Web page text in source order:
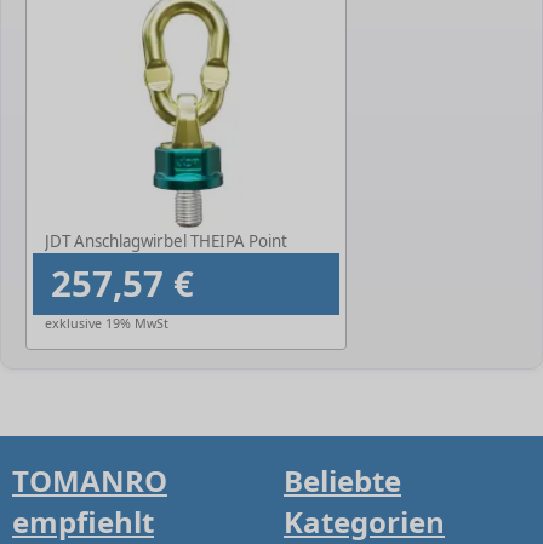
JDT Anschlagwirbel THEIPA Point
257,57 €
exklusive 19% MwSt
TOMANRO
empfiehlt
Beliebte
Kategorien